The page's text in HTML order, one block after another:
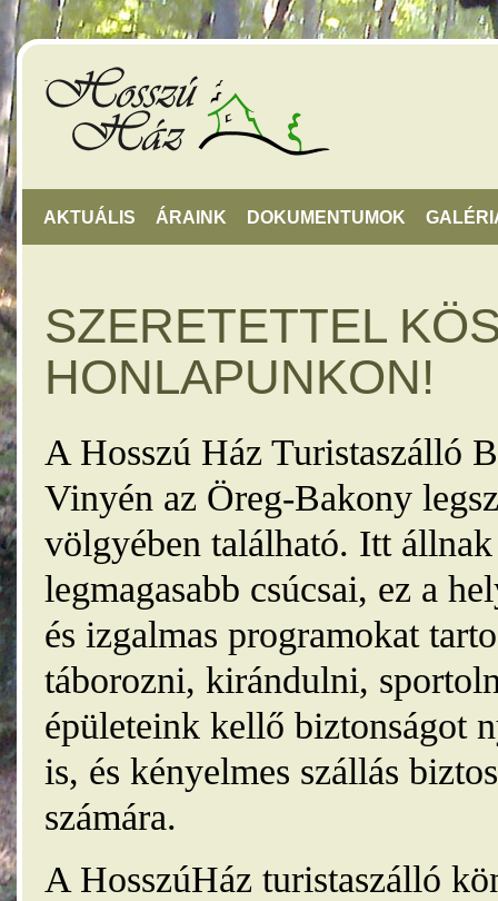
AKTUÁLIS ÁRAINK DOKUMENTUMOK
SZERETETTEL
HONLAPUNKON!
A Hosszú Ház Turistaszálló
Vinyén az Öreg-Bakony
völgyében található. Itt
legmagasabb csúcsai, ez a
és izgalmas programokat
táborozni, kirándulni,
épületeink kellő biztonságot
is, és kényelmes szállás
számára.
A HosszúHáz turistaszálló